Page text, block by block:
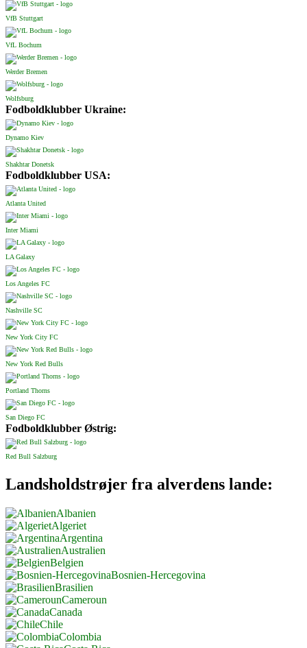
VfB Stuttgart
VfL Bochum
Werder Bremen
Wolfsburg
Fodboldklubber Ukraine:
Dynamo Kiev
Shakhtar Donetsk
Fodboldklubber USA:
Atlanta United
Inter Miami
LA Galaxy
Los Angeles FC
Nashville SC
New York City FC
New York Red Bulls
Portland Thorns
San Diego FC
Fodboldklubber Østrig:
Red Bull Salzburg
Landsholdstrøjer fra alverdens lande:
Albanien
Algeriet
Argentina
Australien
Belgien
Bosnien-Hercegovina
Brasilien
Cameroun
Canada
Chile
Colombia